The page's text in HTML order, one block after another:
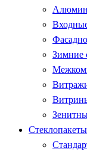
Зимние
Стеклопакеты